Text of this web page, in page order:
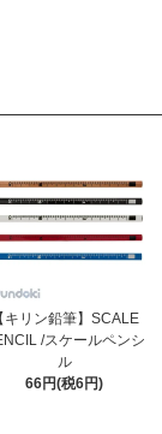
キリン鉛筆】SCALE
/スケールペンシ
ル
66円(税6円)